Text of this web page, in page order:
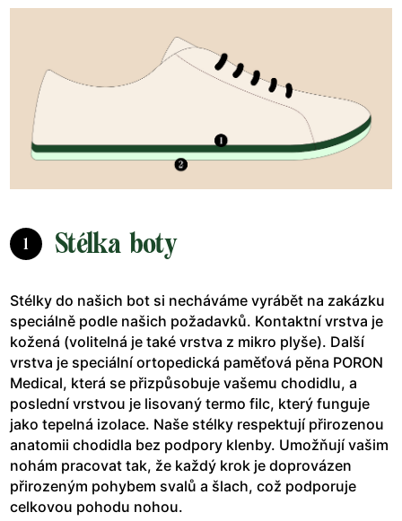
1 Stélka boty
Stélky do našich bot si necháváme vyrábět na zakázku
speciálně podle našich požadavků. Kontaktní vrstva je
kožená (volitelná je také vrstva z mikro plyše). Další
vrstva je speciální ortopedická paměťová pěna PORON
Medical, která se přizpůsobuje vašemu chodidlu, a
poslední vrstvou je lisovaný termo filc, který funguje
jako tepelná izolace. Naše stélky respektují přirozenou
anatomii chodidla bez podpory klenby. Umožňují vašim
nohám pracovat tak, že každý krok je doprovázen
přirozeným pohybem svalů a šlach, což podporuje
celkovou pohodu nohou.